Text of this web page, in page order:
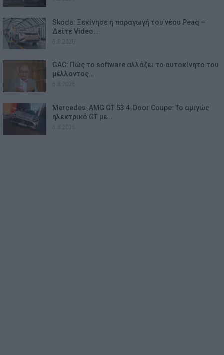
Skoda: Ξεκίνησε η παραγωγή του νέου Peaq –
Δείτε Video…
GAC: Πώς το software αλλάζει το αυτοκίνητο του
μέλλοντος…
Mercedes-AMG GT 53 4-Door Coupe: Το αμιγώς
ηλεκτρικό GT με…